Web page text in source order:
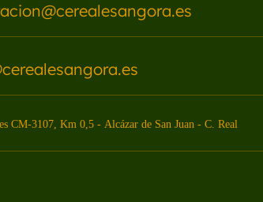
CM-3107, Km 0,5 - Alcázar de San Juan - C. Real